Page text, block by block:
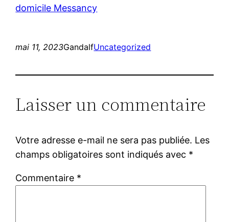
domicile Messancy
mai 11, 2023GandalfUncategorized
Laisser un commentaire
Votre adresse e-mail ne sera pas publiée. Les
champs obligatoires sont indiqués avec *
Commentaire *